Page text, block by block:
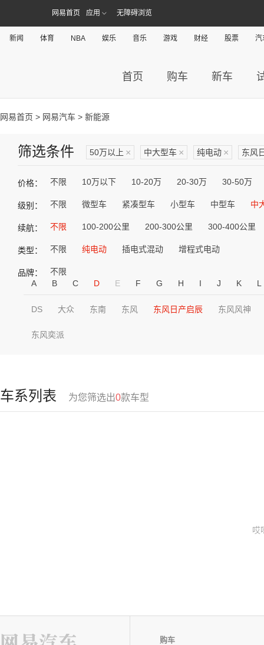
网易首页 应用 无障碍浏览
新闻 体育 NBA 娱乐 音乐 游戏 财经 股票 汽
首页 购车 新车
网易首页 > 网易汽车 > 新能源
筛选条件 50万以上 × 中大型车 × 纯电动 × 东风
价格： 不限 10万以下 10-20万 20-30万 30-50万
级别： 不限 微型车 紧凑型车 小型车 中型车 中
续航： 不限 100-200公里 200-300公里 300-400公里
类型： 不限 纯电动 插电式混动 增程式电动
品牌：
不限
A
B C D E F G H I J K L
DS 大众 东南 东风 东风日产启辰 东风风神
东风奕派
车系列表 为您筛选出0款车型
哎
购车